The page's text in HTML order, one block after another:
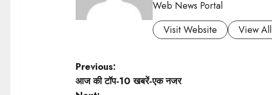
Web News Portal
Visit Website
View All
P
Previous:
आज की टॉप-10 खबरें-एक नजर